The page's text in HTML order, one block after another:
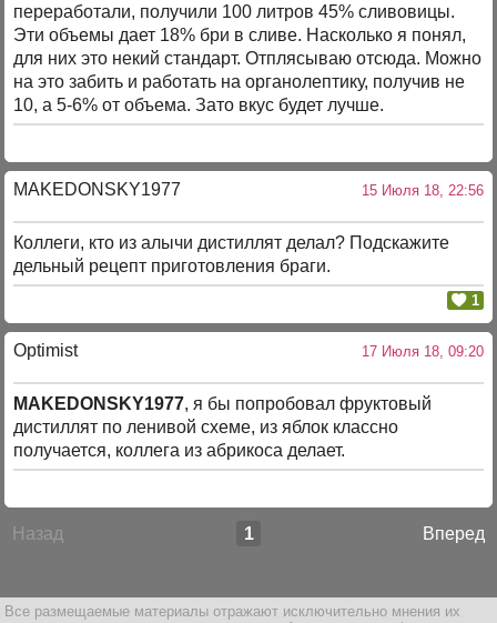
переработали, получили 100 литров 45% сливовицы.
Эти объемы дает 18% бри в сливе. Насколько я понял,
для них это некий стандарт. Отплясываю отсюда. Можно
на это забить и работать на органолептику, получив не
10, а 5-6% от объема. Зато вкус будет лучше.
MAKEDONSKY1977 15 Июля 18, 22:56
Коллеги, кто из алычи дистиллят делал? Подскажите
дельный рецепт приготовления браги.
1
Optimist 17 Июля 18, 09:20
MAKEDONSKY1977, я бы попробовал фруктовый
дистиллят по ленивой схеме, из яблок классно
получается, коллега из абрикоса делает.
Назад Вперед
1
Все размещаемые материалы отражают исключительно мнения их